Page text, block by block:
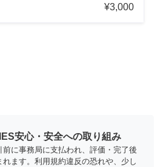
¥3,000
安心・安全への取り組み
前に事務局に支払われ、評価・完了後
れます。利用規約違反の恐れや、少し